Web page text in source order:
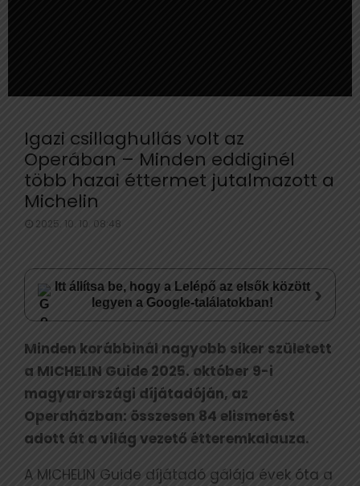
Igazi csillaghullás volt az
Operában – Minden eddiginél
több hazai éttermet jutalmazott a
Michelin
2025. 10. 10. 08:48
Itt állítsa be, hogy a Lelépő az elsők között
legyen a Google-találatokban!
›
Minden korábbinál nagyobb siker született
a MICHELIN Guide 2025. október 9-i
magyarországi díjátadóján, az
Operaházban: összesen 84 elismerést
adott át a világ vezető étteremkalauza.
A MICHELIN Guide díjátadó gálája évek óta a